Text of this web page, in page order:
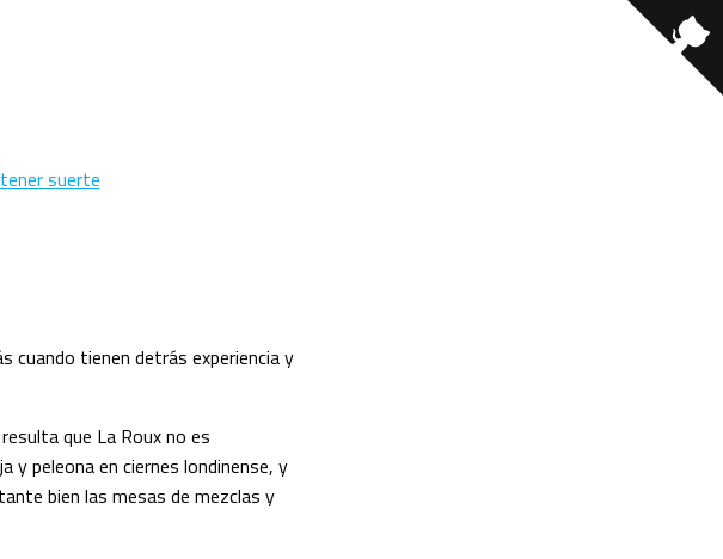
suerte
cuando tienen detrás experiencia y
que La Roux no es
y peleona en ciernes londinense, y
bien las mesas de mezclas y